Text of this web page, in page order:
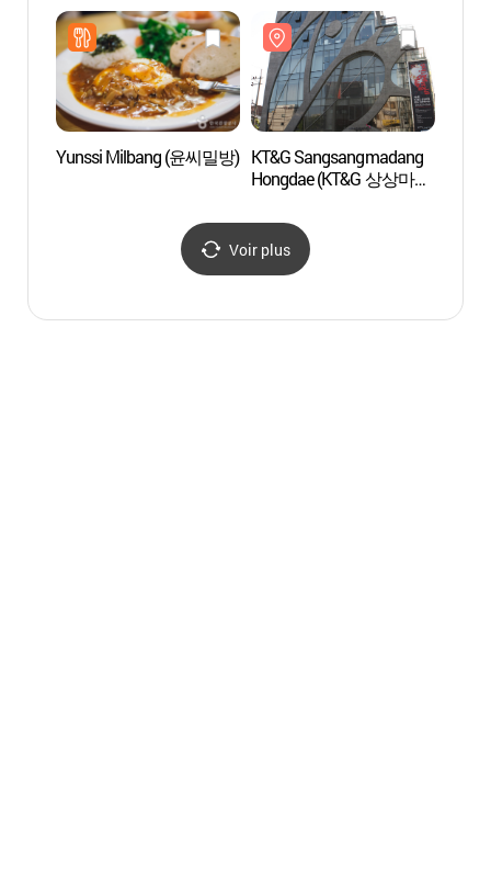
Yunssi Milbang (윤씨밀방) KT&G Sangsangmadang
Hongdae (KT&G 상상마당
Voir plus